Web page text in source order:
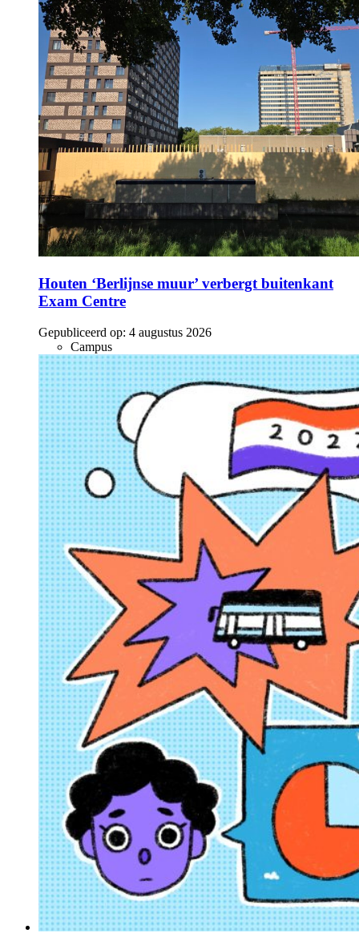
Houten ‘Berlijnse muur’ verbergt buitenkant
Exam Centre
Gepubliceerd op: 4 augustus 2026
Campus